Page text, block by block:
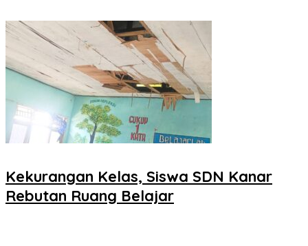
Kekurangan Kelas, Siswa SDN Kanar
Rebutan Ruang Belajar